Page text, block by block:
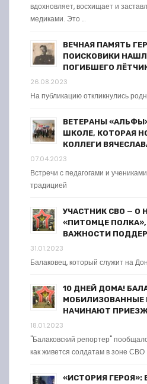
вдохновляет, восхищает и
медиками. Это …
ВЕЧНАЯ ПАМЯТЬ
ПОИСКОВИКИ
ПОГИБШЕГО
26.08.2023
На публикацию откликнулись
ВЕТЕРАНЫ
ШКОЛЕ, КОТОРАЯ
КОЛЛЕГИ
07.04.2023
Встречи с педагогами и
традицией
УЧАСТНИК СВО — О
«ПИТОМЦЕ
ВАЖНОСТИ
31.01.2023
Балаковец, который служит на
10 ДНЕЙ ДОМА!
МОБИЛИЗОВАННЫЕ
НАЧИНАЮТ
18.01.2023
"Балаковский репортер"
как живется солдатам в зоне СВО
«ИСТОРИЯ ГЕРОЯ»: